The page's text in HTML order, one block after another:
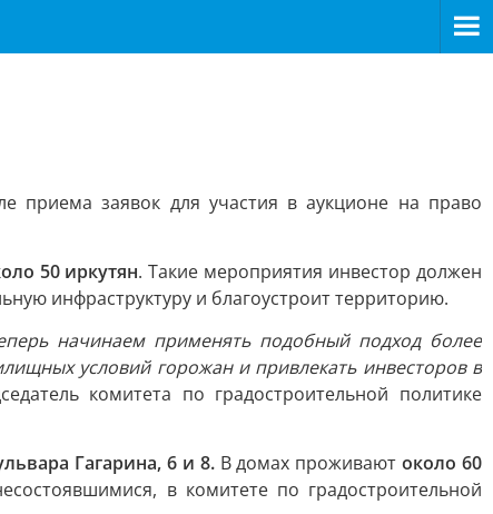
приема заявок для участия в аукционе на право
50 иркутян. Такие мероприятия инвестор должен
инфраструктуру и благоустроит территорию.
начинаем применять подобный подход более
условий горожан и привлекать инвесторов в
комитета по градостроительной политике
Гагарина, 6 и 8.В домах проживаютоколо 60
в комитете по градостроительной